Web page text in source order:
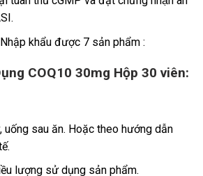
khẩu được 7 sản phẩm :
COQ10 30mg Hộp 30 viên:
uống sau ăn. Hoặc theo hướng dẫn
lượng sử dụng sản phẩm.